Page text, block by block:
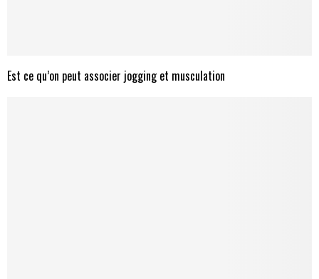
Est ce qu’on peut associer jogging et musculation